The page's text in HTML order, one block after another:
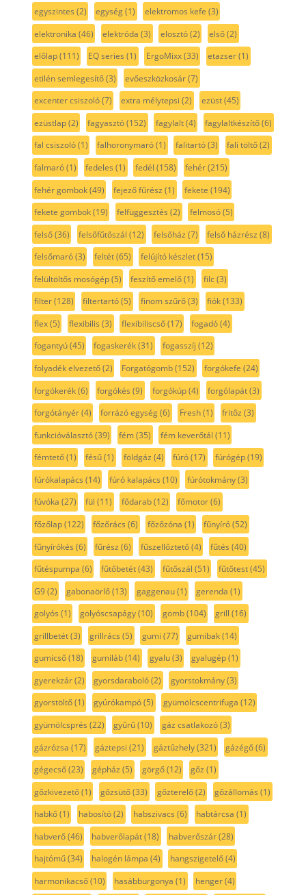
egyszintes (2) egység(1) elektromos kefe (3)
elektronika (46) elektróda (3) elosztó(2) első(2)
előlap(111) EQ series (1) ErgoMixx(33) etazser(1)
etilén semlegesítő(3) evőeszközkosár(7)
excenter csiszoló(7) extra mélytepsi (2) ezüst(45)
ezüstlap(2) fagyasztó(152) fagylalt(4) fagylaltkészítő(6)
fal csiszoló(1) falhoronymaró(1) falitartó(3) fali töltő(2)
falmaró(1) fedeles (1) fedél (158) fehér(215)
fehér gombok(49) fejező fűrész (1) fekete (194)
fekete gombok(19) felfüggesztés (2) felmosó(5)
felső(36) felsőfűtőszál (12) felsőház (7) felső házrész (8)
felsőmaró(3) feltét(65) felújító készlet(15)
felültöltős mosógép(5) feszítő emelő(1) filc(3)
filter(128) filtertartó(5) finom szűrő(3) fiók(133)
flex(5) flexibilis (3) flexibiliscső(17) fogadó(4)
fogantyú(45) fogaskerék(31) fogasszíj (12)
folyadék elvezető(2) Forgatógomb(152) forgókefe (24)
forgókerék(6) forgókés (9) forgókúp(4) forgólapát(3)
forgótányér(4) forrázó egység(6) Fresh(1) fritőz (3)
funkcióválasztó(39) fém(35) fém keverőtál (11)
fémtető(1) fésű(1) földgáz (4) fúró(17) fúrógép(19)
fúrókalapács (14) fúró kalapács (10) fúrótokmány(3)
fúvóka (27) fül (11) fődarab(12) főmotor(6)
főzőlap(122) főzőrács (6) főzőzóna (1) fűnyíró(52)
fűnyírókés (6) fűrész (6) fűszellőztető(4) fűtés (40)
fűtéspumpa (6) fűtőbetét(43) fűtőszál (51) fűtőtest(45)
G9(2) gabonaörlő(13) gaggenau(1) gerenda (1)
golyós (1) golyóscsapágy(10) gomb(104) grill (16)
grillbetét(3) grillrács (5) gumi (77) gumibak(14)
gumicső(18) gumiláb(14) gyalu(3) gyalugép(1)
gyerekzár(2) gyorsdaraboló(2) gyorstokmány(3)
gyorstöltő(1) gyúrókampó(5) gyümölcscentrifuga (12)
gyümölcsprés (22) gyűrű(10) gáz csatlakozó(3)
gázrózsa (17) gáztepsi (21) gáztűzhely(321) gázégő(6)
gégecső(23) gépház (5) görgő(12) gőz (1)
gőzkivezető(1) gőzsütő(33) gőzterelő(2) gőzállomás (1)
habkő(1) habosító(2) habszivacs (6) habtárcsa (1)
habverő(46) habverőlapát(18) habverőszár(28)
hajtómű(34) halogén lámpa (4) hangszigetelő(4)
harmonikacső(10) hasábburgonya (1) henger(4)